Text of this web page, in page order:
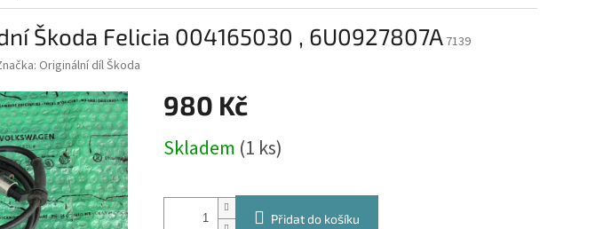
Škoda Felicia 004165030 , 6U0927807A 7139
Originální díl Škoda
980 Kč
cena:
Skladem (1 ks)
Přidat do košíku